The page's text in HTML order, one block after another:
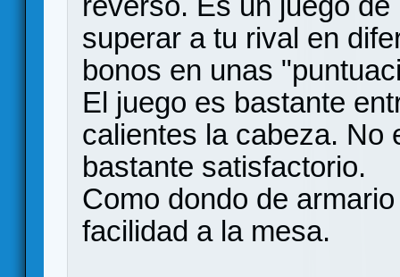
superar a tu rival en
bonos en unas
El juego es bastante
calientes la cabeza. No
bastante satisfactorio.
Como dondo de
facilidad a la mesa.